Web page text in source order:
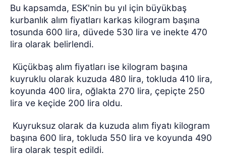
Bu kapsamda, ESK'nin bu yıl için büyükbaş
kurbanlık alım fiyatları karkas kilogram başına
tosunda 600 lira, düvede 530 lira ve inekte 470
lira olarak belirlendi.
Küçükbaş alım fiyatları ise kilogram başına
kuyruklu olarak kuzuda 480 lira, tokluda 410 lira,
koyunda 400 lira, oğlakta 270 lira, çepiçte 250
lira ve keçide 200 lira oldu.
Kuyruksuz olarak da kuzuda alım fiyatı kilogram
başına 600 lira, tokluda 550 lira ve koyunda 490
lira olarak tespit edildi.